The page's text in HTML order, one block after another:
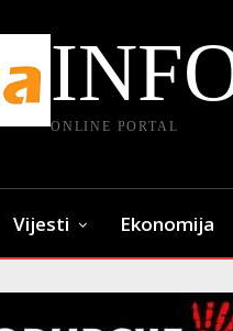
ONLINE PORTAL
Vijesti Ekonomija